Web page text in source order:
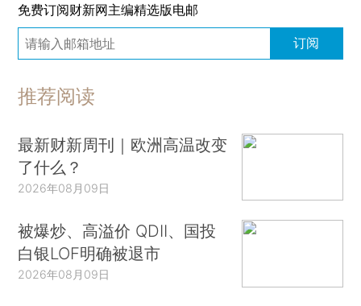
免费订阅财新网主编精选版电邮
订阅
推荐阅读
最新财新周刊｜欧洲高温改变
了什么？
2026年08月09日
被爆炒、高溢价 QDII、国投
白银LOF明确被退市
2026年08月09日